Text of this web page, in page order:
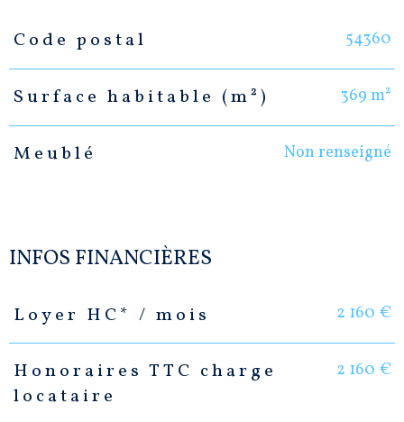
Caractéristiques Valeurs
Code postal 54360
Surface habitable (m²) 369 m²
Meublé Non renseigné
INFOS FINANCIÈRES
Caractéristiques Valeurs
Loyer HC* / mois 2 160 €
Honoraires TTC charge
locataire
2 160 €